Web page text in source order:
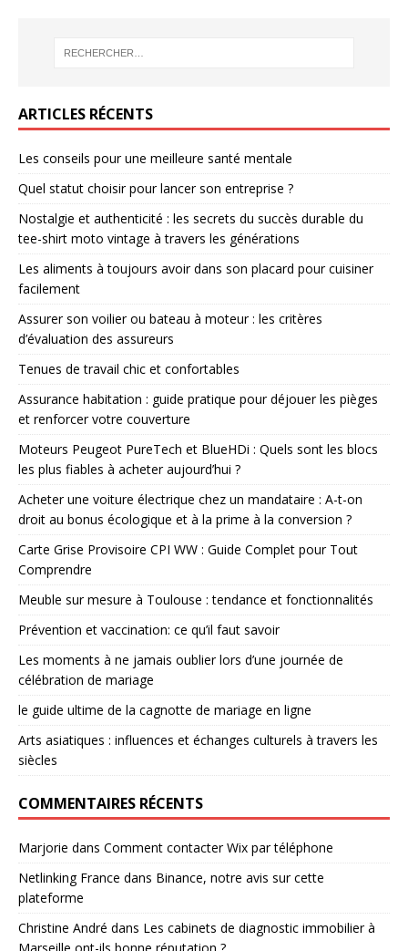
ARTICLES RÉCENTS
Les conseils pour une meilleure santé mentale
Quel statut choisir pour lancer son entreprise ?
Nostalgie et authenticité : les secrets du succès durable du
tee-shirt moto vintage à travers les générations
Les aliments à toujours avoir dans son placard pour cuisiner
facilement
Assurer son voilier ou bateau à moteur : les critères
d’évaluation des assureurs
Tenues de travail chic et confortables
Assurance habitation : guide pratique pour déjouer les pièges
et renforcer votre couverture
Moteurs Peugeot PureTech et BlueHDi : Quels sont les blocs
les plus fiables à acheter aujourd’hui ?
Acheter une voiture électrique chez un mandataire : A-t-on
droit au bonus écologique et à la prime à la conversion ?
Carte Grise Provisoire CPI WW : Guide Complet pour Tout
Comprendre
Meuble sur mesure à Toulouse : tendance et fonctionnalités
Prévention et vaccination: ce qu’il faut savoir
Les moments à ne jamais oublier lors d’une journée de
célébration de mariage
le guide ultime de la cagnotte de mariage en ligne
Arts asiatiques : influences et échanges culturels à travers les
siècles
COMMENTAIRES RÉCENTS
Marjorie dans Comment contacter Wix par téléphone
Netlinking France dans Binance, notre avis sur cette
plateforme
Christine André dans Les cabinets de diagnostic immobilier à